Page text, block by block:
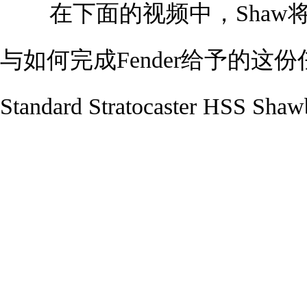
在下面的视频中，Shaw将
与如何完成Fender给予的这
Standard Stratocaster HSS